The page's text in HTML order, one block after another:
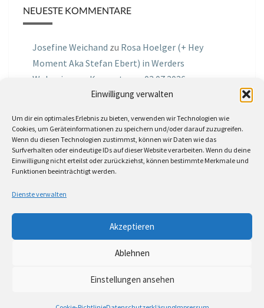
Einwilligung verwalten
Um dir ein optimales Erlebnis zu bieten, verwenden wir Technologien wie
Cookies, um Geräteinformationen zu speichern und/oder darauf zuzugreifen.
Wenn du diesen Technologien zustimmst, können wir Daten wie das
Surfverhalten oder eindeutige IDs auf dieser Website verarbeiten. Wenn du deine
Einwilligung nicht erteilst oder zurückziehst, können bestimmte Merkmale und
Funktionen beeinträchtigt werden.
Dienste verwalten
Akzeptieren
Ablehnen
Einstellungen ansehen
NEUESTE KOMMENTARE
Josefine Weichand zu Rosa Hoelger (+ Hey
Moment Aka Stefan Ebert) in Werders
Wohnzimmer Konzerte am 03.07.2026
Podcast Nr.01 vom 08.09.2025 mit Joe Astray
MIRI IN THE GREENzuMiri in the Green in der
Hemingway Lounge, am 30.05.2026
MollezuInterview mit dem Vinylexpress zum
8ten Vinylflohmarkt am 16.05.2026